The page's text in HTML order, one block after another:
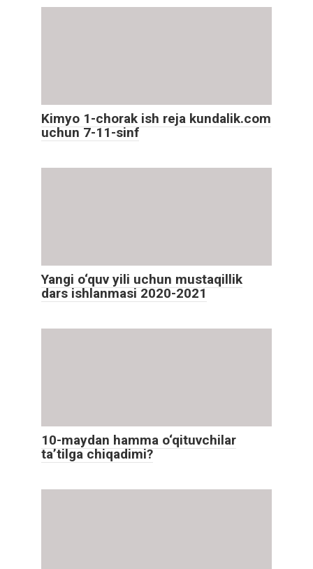
Kimyo 1-chorak ish reja kundalik.com
uchun 7-11-sinf
Yangi o‘quv yili uchun mustaqillik
dars ishlanmasi 2020-2021
10-maydan hamma o‘qituvchilar
ta’tilga chiqadimi?